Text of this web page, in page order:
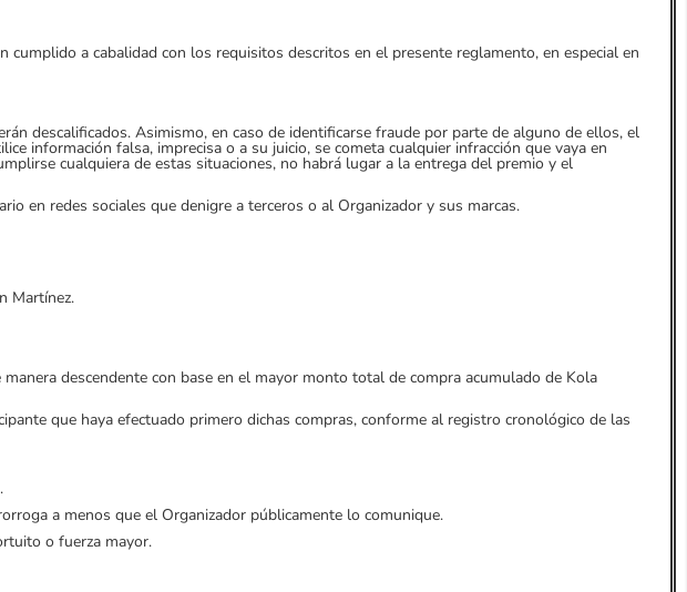
a cabalidad con los requisitos descritos en el presente reglamento, en especial en
descalificados. Asimismo, en caso de identificarse fraude por parte de alguno de ellos, el
información falsa, imprecisa o a su juicio, se cometa cualquier infracción que vaya en
cualquiera de estas situaciones, no habrá lugar a la entrega del premio y el
en redes sociales que denigre a terceros o al Organizador y sus marcas.
Martínez.
descendente con base en el mayor monto total de compra acumulado de Kola
que haya efectuado primero dichas compras, conforme al registro cronológico de las
a menos que el Organizador públicamente lo comunique.
o fuerza mayor.